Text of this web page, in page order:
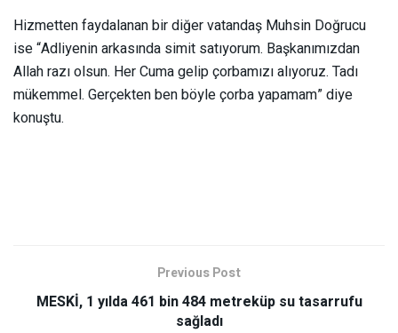
Hizmetten faydalanan bir diğer vatandaş Muhsin Doğrucu
ise “Adliyenin arkasında simit satıyorum. Başkanımızdan
Allah razı olsun. Her Cuma gelip çorbamızı alıyoruz. Tadı
mükemmel. Gerçekten ben böyle çorba yapamam” diye
konuştu.
Previous Post
MESKİ, 1 yılda 461 bin 484 metreküp su tasarrufu
sağladı